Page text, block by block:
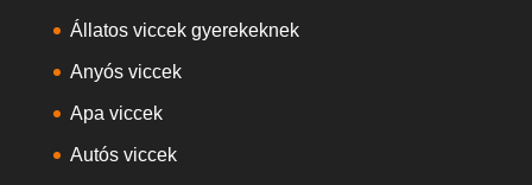
Állatos viccek gyerekeknek
Anyós viccek
Apa viccek
Autós viccek